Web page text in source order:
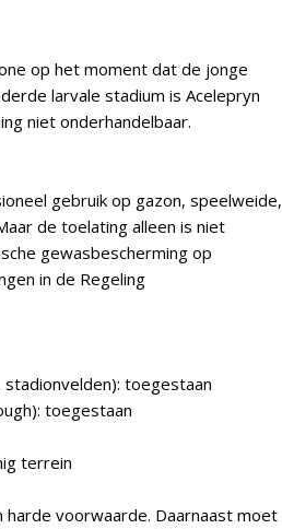
op het moment dat de jonge
larvale stadium is Acelepryn
niet onderhandelbaar.
gebruik op gazon, speelweide,
de toelating alleen is niet
gewasbescherming op
in de Regeling
toegestaan
toegestaan
terrein
voorwaarde. Daarnaast moet